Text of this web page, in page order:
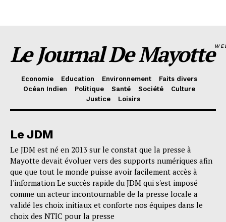
Le Journal De Mayotte
Economie Education Environnement
Faits divers
Océan Indien
Politique Santé Société
Culture
Justice
Loisirs
Le JDM
Le JDM est né en 2013 sur le constat que la presse à
Mayotte devait évoluer vers des supports numériques afin
que que tout le monde puisse avoir facilement accès à
l'information Le succès rapide du JDM qui s'est imposé
comme un acteur incontournable de la presse locale a
validé les choix initiaux et conforte nos équipes dans le
choix des NTIC pour la presse